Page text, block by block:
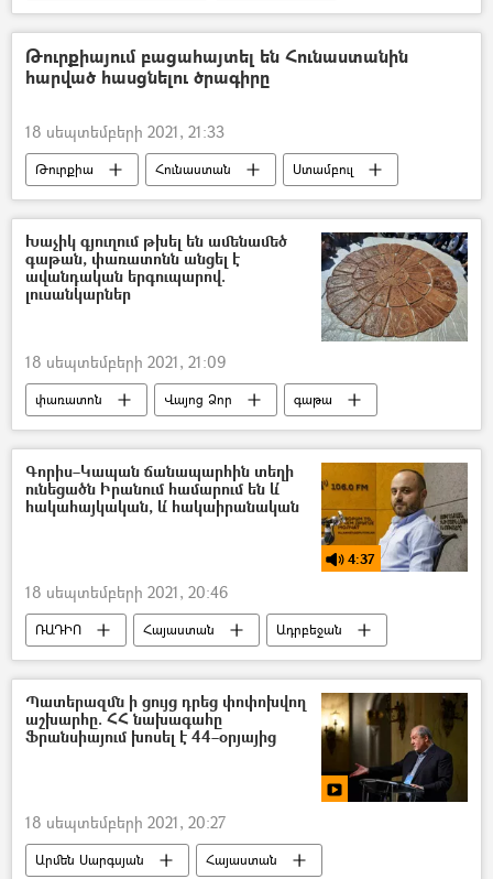
Տաթևի վանք
Ճանապարհ
Թուրքիայում բացահայտել են Հունաստանին
հարված հասցնելու ծրագիրը
18 սեպտեմբերի 2021, 21:33
Թուրքիա Հունաստան Ստամբուլ
Խաչիկ գյուղում թխել են ամենամեծ
գաթան, փառատոնն անցել է
ավանդական երգուպարով.
լուսանկարներ
18 սեպտեմբերի 2021, 21:09
փառատոն Վայոց Ձոր գաթա
Գորիս–Կապան ճանապարհին տեղի
ունեցածն Իրանում համարում են և՛
հակահայկական, և՛ հակաիրանական
4:37
18 սեպտեմբերի 2021, 20:46
ՌԱԴԻՈ Հայաստան
Ադրբեջան
Իրանի Իսլամական Հանրապետություն
Կապան
Ճանապարհ
մաքսատուրք
բեռնատար
Գորիս
Պատերազմն ի ցույց դրեց փոփոխվող
աշխարհը. ՀՀ նախագահը
Ֆրանսիայում խոսել է 44–օրյայից
18 սեպտեմբերի 2021, 20:27
Արմեն Սարգսյան Հայաստան